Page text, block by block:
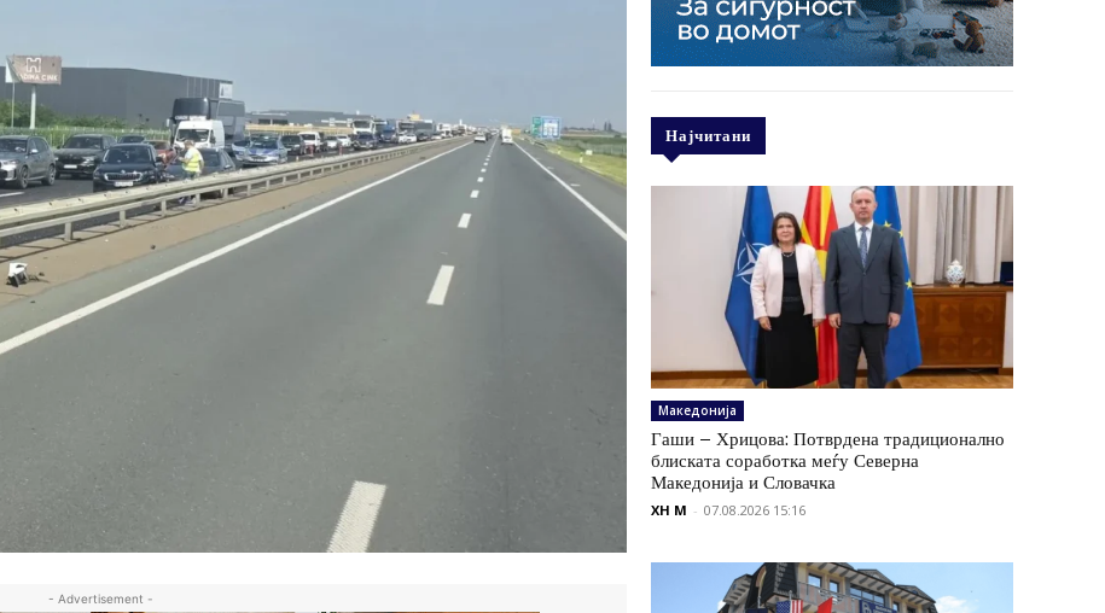
- Advertisement -
Најчитани
Македонија
Гаши – Хрицова: Потврдена традиционално
блиската соработка меѓу Северна
Македонија и Словачка
XH M - 07.08.2026 15:16